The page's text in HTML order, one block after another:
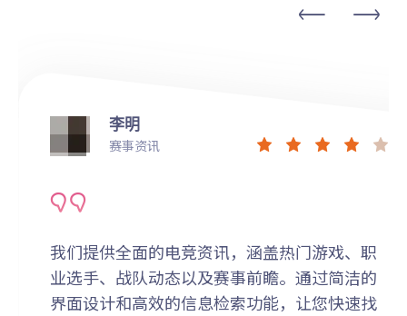
李明
赛事资讯
我们提供全面的电竞资讯，涵盖热门游戏、职
业选手、战队动态以及赛事前瞻。通过简洁的
界面设计和高效的信息检索功能，让您快速找